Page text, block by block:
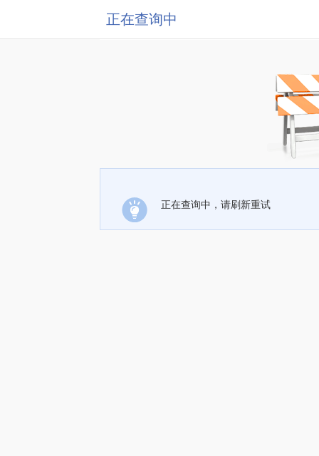
正在查询中
正在查询中，请刷新重试